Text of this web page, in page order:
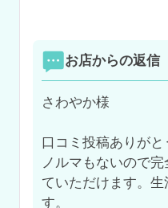
お店からの返信
さわやか様
口コミ投稿ありがと
ノルマもないので
ていただけます。
す。